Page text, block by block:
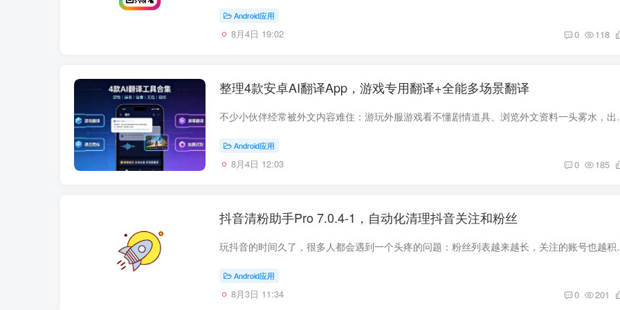
Android应用
8月4日 19:02 0 118
整理4款安卓AI翻译App，游戏专用翻译+全能多场景翻译
不少小伙伴经常被外文内容难住：游玩外
Android应用
8月4日 12:03 0 185
抖音清粉助手Pro 7.0.4-1，自动化清理抖音关注和粉丝
玩抖音的时间久了，很多人都会遇到一个
Android应用
8月3日 11:34 0 201